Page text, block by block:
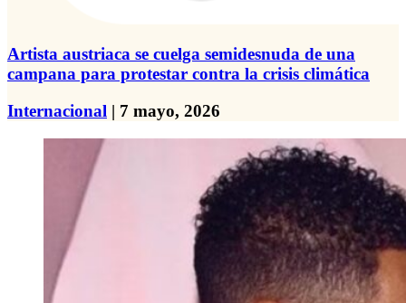
Artista austriaca se cuelga semidesnuda de una
campana para protestar contra la crisis climática
Internacional | 7 mayo, 2026